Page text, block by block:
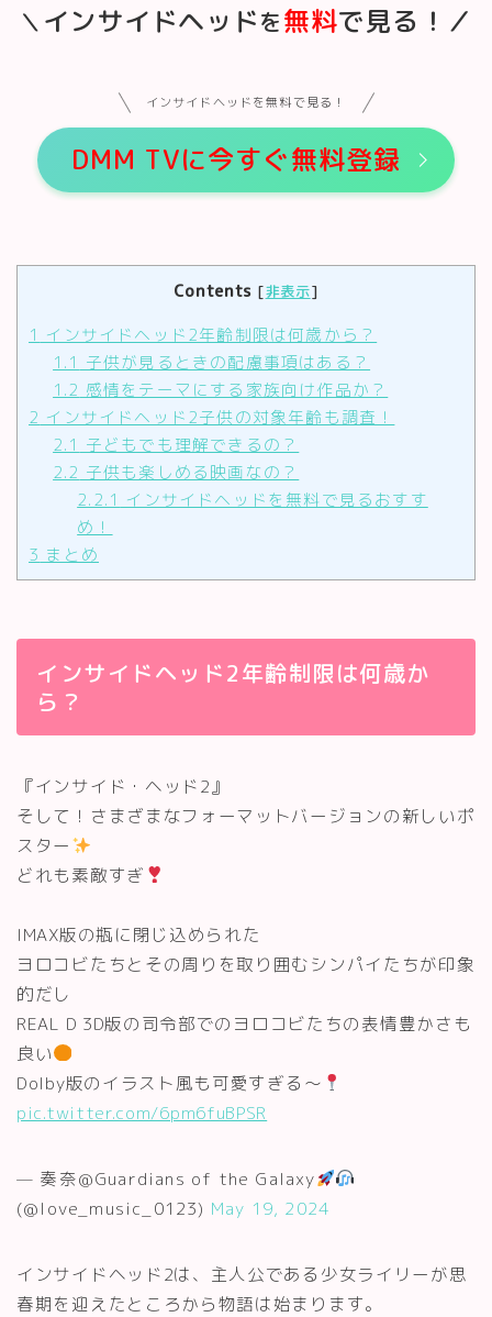
＼ インサイドヘッドを無料で見る！／
インサイドヘッドを無料で見る！
DMM TVに今すぐ無料登録
Contents [非表示]
1 インサイドヘッド2年齢制限は何歳から？
1.1 子供が見るときの配慮事項はある？
1.2 感情をテーマにする家族向け作品か？
2 インサイドヘッド2子供の対象年齢も調査！
2.1 子どもでも理解できるの？
2.2 子供も楽しめる映画なの？
2.2.1 インサイドヘッドを無料で見るおすす
め！
3 まとめ
インサイドヘッド2年齢制限は何歳か
ら？
『インサイド・ヘッド2』
そして！さまざまなフォーマットバージョンの新しいポ
スター
どれも素敵すぎ
IMAX版の瓶に閉じ込められた
ヨロコビたちとその周りを取り囲むシンパイたちが印象
的だし
REAL D 3D版の司令部でのヨロコビたちの表情豊かさも
良い
Dolby版のイラスト風も可愛すぎる〜
pic.twitter.com/6pm6fuBPSR
— 奏奈@Guardians of the Galaxy
(@love_music_0123) May 19, 2024
インサイドヘッド2は、主人公である少女ライリーが思
春期を迎えたところから物語は始まります。